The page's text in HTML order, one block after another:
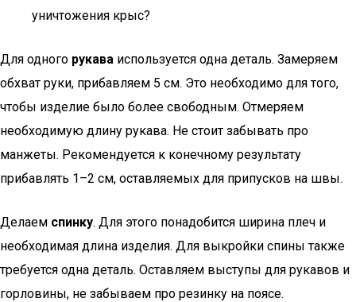
уничтожения крыс?
Для одного рукава используется одна деталь. Замеряем
обхват руки, прибавляем 5 см. Это необходимо для того,
чтобы изделие было более свободным. Отмеряем
необходимую длину рукава. Не стоит забывать про
манжеты. Рекомендуется к конечному результату
прибавлять 1–2 см, оставляемых для припусков на швы.
Делаем спинку. Для этого понадобится ширина плеч и
необходимая длина изделия. Для выкройки спины также
требуется одна деталь. Оставляем выступы для рукавов и
горловины, не забываем про резинку на поясе.